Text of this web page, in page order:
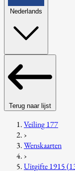
Nederlands
Terug naar lijst
Veiling 177
›
Wenskaarten
›
Uitgifte 1915